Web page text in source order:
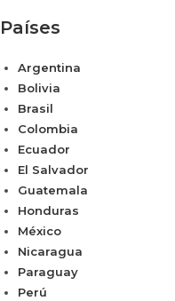
Países
Argentina
Bolivia
Brasil
Colombia
Ecuador
El Salvador
Guatemala
Honduras
México
Nicaragua
Paraguay
Perú